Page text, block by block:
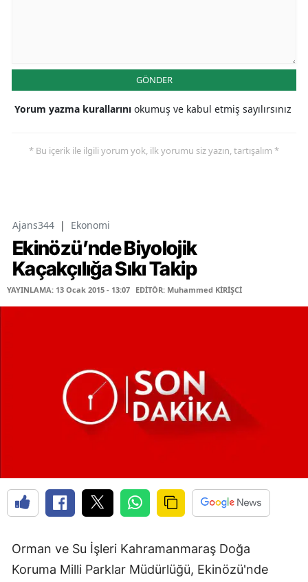
GÖNDER
Yorum yazma kurallarını okumuş ve kabul etmiş sayılırsınız
* Bu içerik ile ilgili yorum yok, ilk yorumu siz yazın, tartışalım *
Ajans344 | Ekonomi
Ekinözü’nde Biyolojik
Kaçakçılığa Sıkı Takip
YAYINLAMA: 13 Ocak 2015 - 13:07 EDİTÖR: Muhammed KİRİŞCİ
Orman ve Su İşleri Kahramanmaraş Doğa
Koruma Milli Parklar Müdürlüğü, Ekinözü'nde